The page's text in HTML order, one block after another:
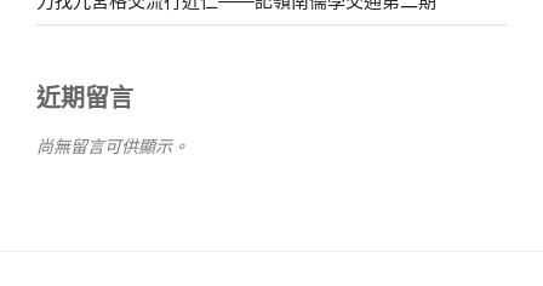
近期留言
尚無留言可供顯示。